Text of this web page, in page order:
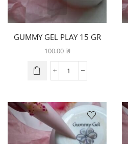
GUMMY GEL PLAY 15 GR
סגול לילך
100.00 ₪